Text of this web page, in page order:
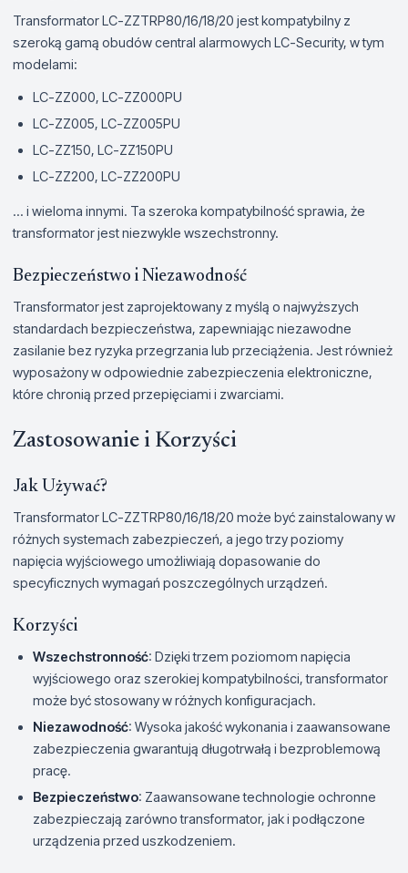
Transformator LC-ZZTRP80/16/18/20 jest kompatybilny z
szeroką gamą obudów central alarmowych LC-Security, w tym
modelami:
LC-ZZ000, LC-ZZ000PU
LC-ZZ005, LC-ZZ005PU
LC-ZZ150, LC-ZZ150PU
LC-ZZ200, LC-ZZ200PU
... i wieloma innymi. Ta szeroka kompatybilność sprawia, że
transformator jest niezwykle wszechstronny.
Bezpieczeństwo i Niezawodność
Transformator jest zaprojektowany z myślą o najwyższych
standardach bezpieczeństwa, zapewniając niezawodne
zasilanie bez ryzyka przegrzania lub przeciążenia. Jest również
wyposażony w odpowiednie zabezpieczenia elektroniczne,
które chronią przed przepięciami i zwarciami.
Zastosowanie i Korzyści
Jak Używać?
Transformator LC-ZZTRP80/16/18/20 może być zainstalowany w
różnych systemach zabezpieczeń, a jego trzy poziomy
napięcia wyjściowego umożliwiają dopasowanie do
specyficznych wymagań poszczególnych urządzeń.
Korzyści
Wszechstronność: Dzięki trzem poziomom napięcia
wyjściowego oraz szerokiej kompatybilności, transformator
może być stosowany w różnych konfiguracjach.
Niezawodność: Wysoka jakość wykonania i zaawansowane
zabezpieczenia gwarantują długotrwałą i bezproblemową
pracę.
Bezpieczeństwo: Zaawansowane technologie ochronne
zabezpieczają zarówno transformator, jak i podłączone
urządzenia przed uszkodzeniem.